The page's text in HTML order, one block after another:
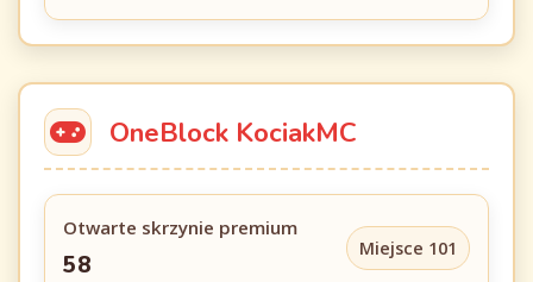
OneBlock KociakMC
Otwarte skrzynie premium
58
Miejsce 101